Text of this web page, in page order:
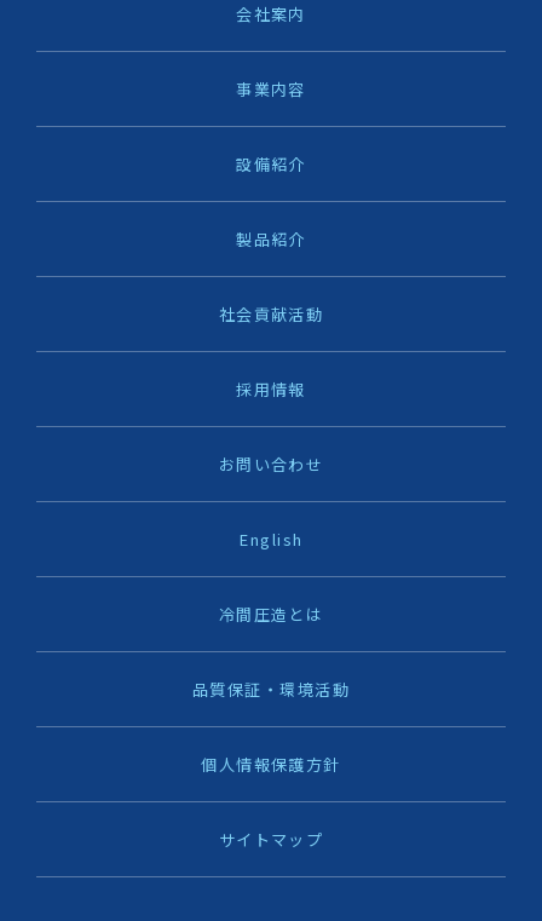
会社案内
事業内容
設備紹介
製品紹介
社会貢献活動
採用情報
お問い合わせ
English
冷間圧造とは
品質保証・環境活動
個人情報保護方針
サイトマップ